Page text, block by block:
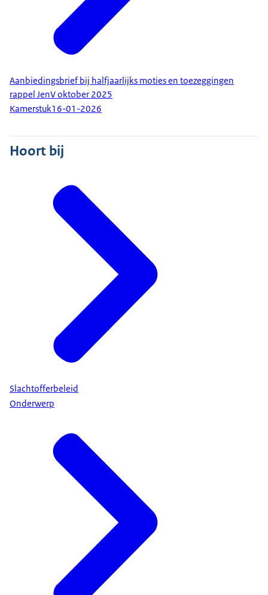
Aanbiedingsbrief bij halfjaarlijks moties en toezeggingen
rappel JenV oktober 2025
Kamerstuk16-01-2026
Hoort bij
Slachtofferbeleid
Onderwerp